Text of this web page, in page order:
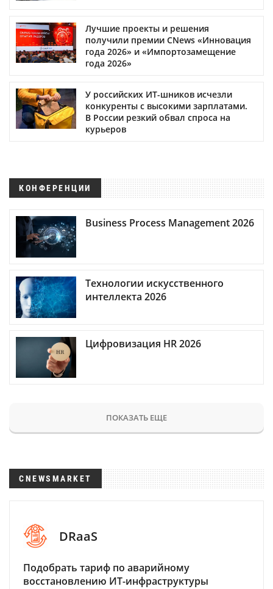
Лучшие проекты и решения
получили премии CNews «Инновация
года 2026» и «Импортозамещение
года 2026»
У российских ИТ-шников исчезли
конкуренты с высокими зарплатами.
В России резкий обвал спроса на
курьеров
КОНФЕРЕНЦИИ
Business Process Management 2026
Технологии искусственного
интеллекта 2026
Цифровизация HR 2026
ПОКАЗАТЬ ЕЩЕ
CNEWSMARKET
DRaaS
Подобрать тариф по аварийному
восстановлению ИТ-инфраструктуры